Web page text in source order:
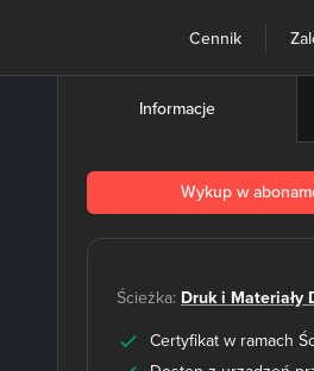
Cennik
Informacje
Wykup w
Ścieżka: Druk i Materiały
Certyfikat w ramach